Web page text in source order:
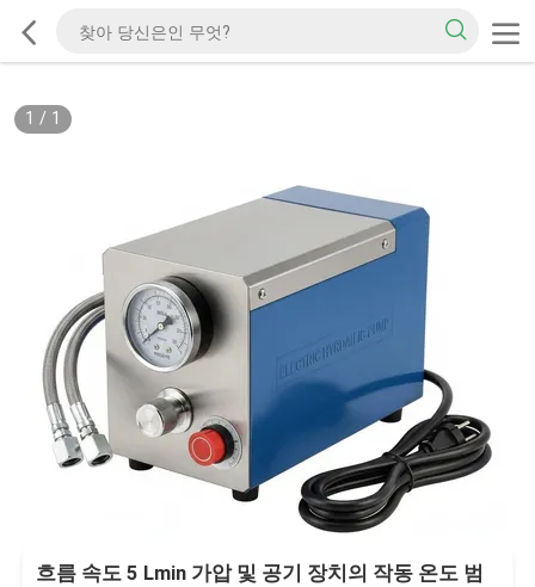
1 / 1
흐름 속도 5 Lmin 가압 및 공기 장치의 작동 온도 범